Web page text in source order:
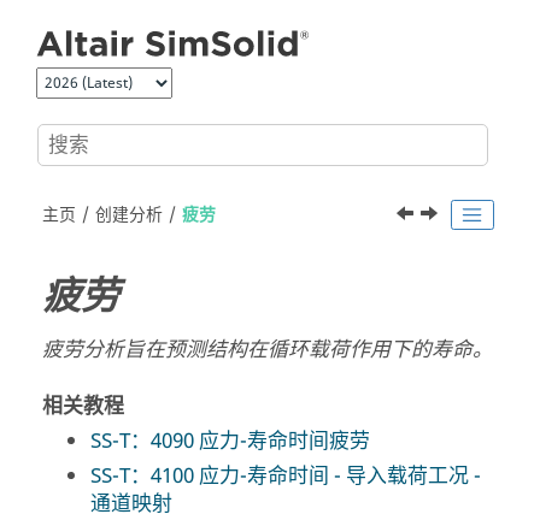
主页 创建分析 疲劳
疲劳
疲劳分析旨在预测结构在循环载荷作用下的寿命。
相关教程
SS-T：4090 应力-寿命时间疲劳
SS-T：4100 应力-寿命时间 - 导入载荷工况 -
通道映射